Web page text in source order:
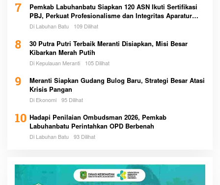
7
Pemkab Labuhanbatu Siapkan 120 ASN Ikuti Sertifikasi
PBJ, Perkuat Profesionalisme dan Integritas Aparatur
Pemerintah
Di Labuhan Batu 109 Dilihat
8
30 Putra Putri Terbaik Meranti Disiapkan, Misi Besar
Kibarkan Merah Putih
Di Kepulauan Meranti 105 Dilihat
9
Meranti Siapkan Gudang Bulog Baru, Strategi Besar Atasi
Krisis Pangan
Di Ekonomi 95 Dilihat
10 Hadapi Penilaian Ombudsman 2026, Pemkab
Labuhanbatu Perintahkan OPD Berbenah
Di Labuhan Batu 93 Dilihat